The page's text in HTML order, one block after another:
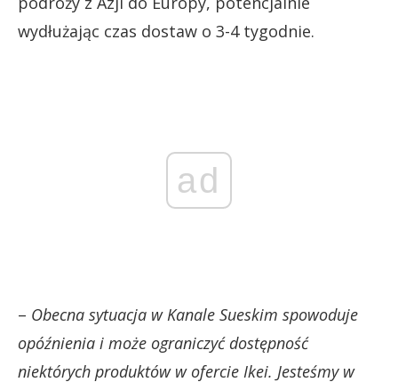
wydłużając czas dostaw o 3-4 tygodnie.
ad
– Obecna sytuacja w Kanale Sueskim spowoduje
opóźnienia i może ograniczyć dostępność
niektórych produktów w ofercie Ikei. Jesteśmy w